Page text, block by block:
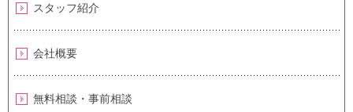
スタッフ紹介
会社概要
無料相談・事前相談